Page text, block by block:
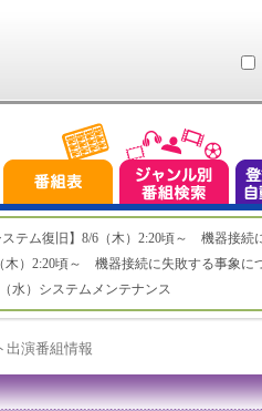
ステム復旧】8/6（木）2:20頃～ 機器接続
木）2:20頃～ 機器接続に失敗する事象に
水）システムメンテナンス
出演番組情報